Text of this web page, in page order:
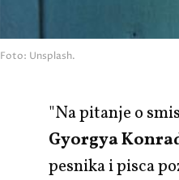
Foto: Unsplash.
"Na pitanje o
Gyorgya
pesnika i pisca